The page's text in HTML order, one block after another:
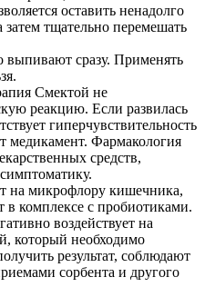
оставить ненадолго
затем тщательно перемешать
выпивают сразу. Применять
Смектой не
реакцию. Если развилась
гиперчувствительность
медикамент. Фармакология
средств,
на микрофлору кишечника,
в комплексе с пробиотиками.
воздействует на
который необходимо
результат, соблюдают
сорбента и другого